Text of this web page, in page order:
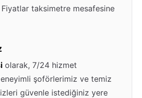
taksimetre mesafesine
olarak, 7/24 hizmet
şoförlerimiz ve temiz
güvenle istediğiniz yere